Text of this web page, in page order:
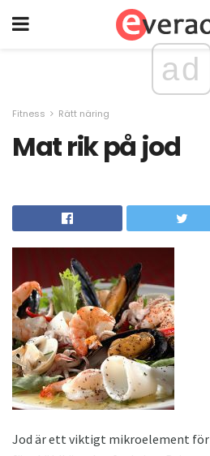
ad
Fitness Rätt näring
Mat rik på jod
Jod är ett viktigt mikroelement